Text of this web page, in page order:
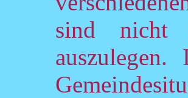
sind nicht